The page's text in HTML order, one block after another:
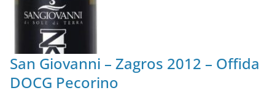
San Giovanni – Zagros 2012 – Offida
DOCG Pecorino